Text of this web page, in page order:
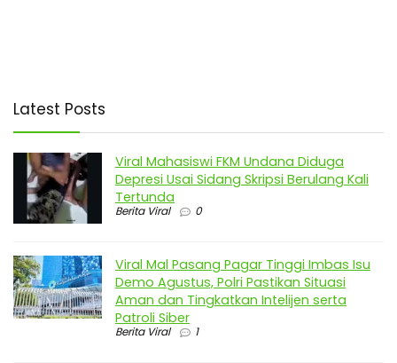
Latest Posts
Viral Mahasiswi FKM Undana Diduga
Depresi Usai Sidang Skripsi Berulang Kali
Tertunda
Berita Viral 0
Viral Mal Pasang Pagar Tinggi Imbas Isu
Demo Agustus, Polri Pastikan Situasi
Aman dan Tingkatkan Intelijen serta
Patroli Siber
Berita Viral 1